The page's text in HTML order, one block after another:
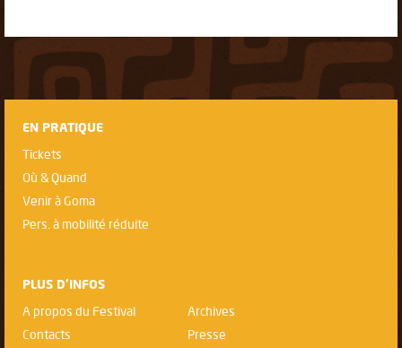
EN PRATIQUE
Tickets
Où & Quand
Venir à Goma
Pers. à mobilité réduite
PLUS D'INFOS
A propos du Festival
Contacts
Archives
Presse